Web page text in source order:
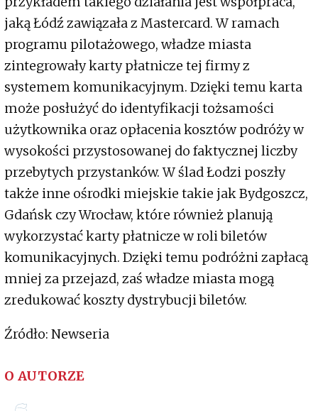
jaką Łódź zawiązała z Mastercard. W ramach
programu pilotażowego, władze miasta
zintegrowały karty płatnicze tej firmy z
systemem komunikacyjnym. Dzięki temu karta
może posłużyć do identyfikacji tożsamości
użytkownika oraz opłacenia kosztów podróży w
wysokości przystosowanej do faktycznej liczby
przebytych przystanków. W ślad Łodzi poszły
także inne ośrodki miejskie takie jak Bydgoszcz,
Gdańsk czy Wrocław, które również planują
wykorzystać karty płatnicze w roli biletów
komunikacyjnych. Dzięki temu podróżni zapłacą
mniej za przejazd, zaś władze miasta mogą
zredukować koszty dystrybucji biletów.
Źródło: Newseria
O AUTORZE